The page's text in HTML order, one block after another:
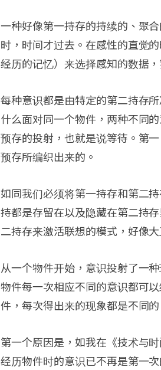
一种好像第一持存的持续的、聚
时，时间才过去。在感性的直觉
经历的记忆）来选择感知的数据
每种意识都是由特定的第二持存
什么面对同一个物件，两种不同
预存的投射，也就是说等待。第
预存所编织出来的。
如同我们必须将第一持存和第二
持都是存留在以及隐藏在第二持
二持存来激活联想的模式，好像
从一个物件开始，意识投射了一
物件每一次相应不同的意识都可
件，每次得出来的现象都是不同的
第一个原因是，如我在《技术与
经历物件时的意识已不再是第一